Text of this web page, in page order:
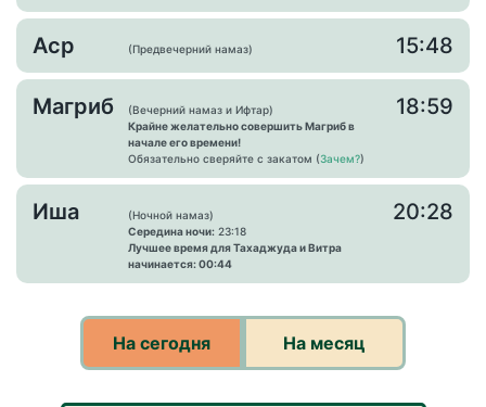
Аср (Предвечерний намаз) 15:48
Магриб
(Вечерний намаз и Ифтар)
Крайне желательно совершить Магриб в
начале его времени!
Обязательно сверяйте с закатом (Зачем?)
18:59
Иша
(Ночной намаз)
Середина ночи: 23:18
Лучшее время для Тахаджуда и Витра
начинается: 00:44
20:28
На сегодня На месяц